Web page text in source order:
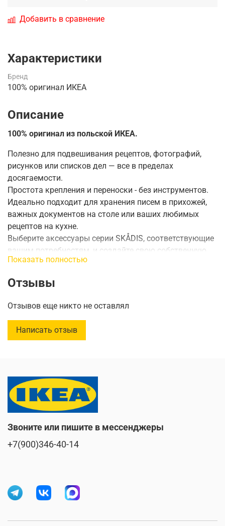
Добавить в сравнение
Характеристики
Бренд
100% оригинал ИКЕА
Описание
100% оригинал из польской ИКЕА.
Полезно для подвешивания рецептов, фотографий,
рисунков или списков дел — все в пределах
досягаемости.
Простота крепления и переноски - без инструментов.
Идеально подходит для хранения писем в прихожей,
важных документов на столе или ваших любимых
рецептов на кухне.
Выберите аксессуары серии SKÅDIS, соответствующие
вашим потребностям, и создайте свою собственную
комбинацию для хранения.
аксессуаров вы можете легко организовать и найти то,
комнаты в доме.
Ширина: 2 см
Высота: 8 см
Показать полностью
Отзывы
Отзывов еще никто не оставлял
Написать отзыв
Звоните или пишите в мессенджеры
+7(900)346-40-14